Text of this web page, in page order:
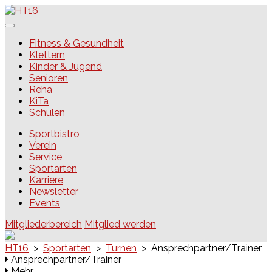
Skip
to
HT16Fitness & Gesundheit
Klettern
Kinder & Jugend
Senioren
Reha
KiTa
Schulen
Sportbistro
Verein
Service
Sportarten
Karriere
Newsletter
Events
Mitgliederbereich Mitglied werden
HT16 > Sportarten > Turnen > Ansprechpartner/Trainer
Ansprechpartner/Trainer